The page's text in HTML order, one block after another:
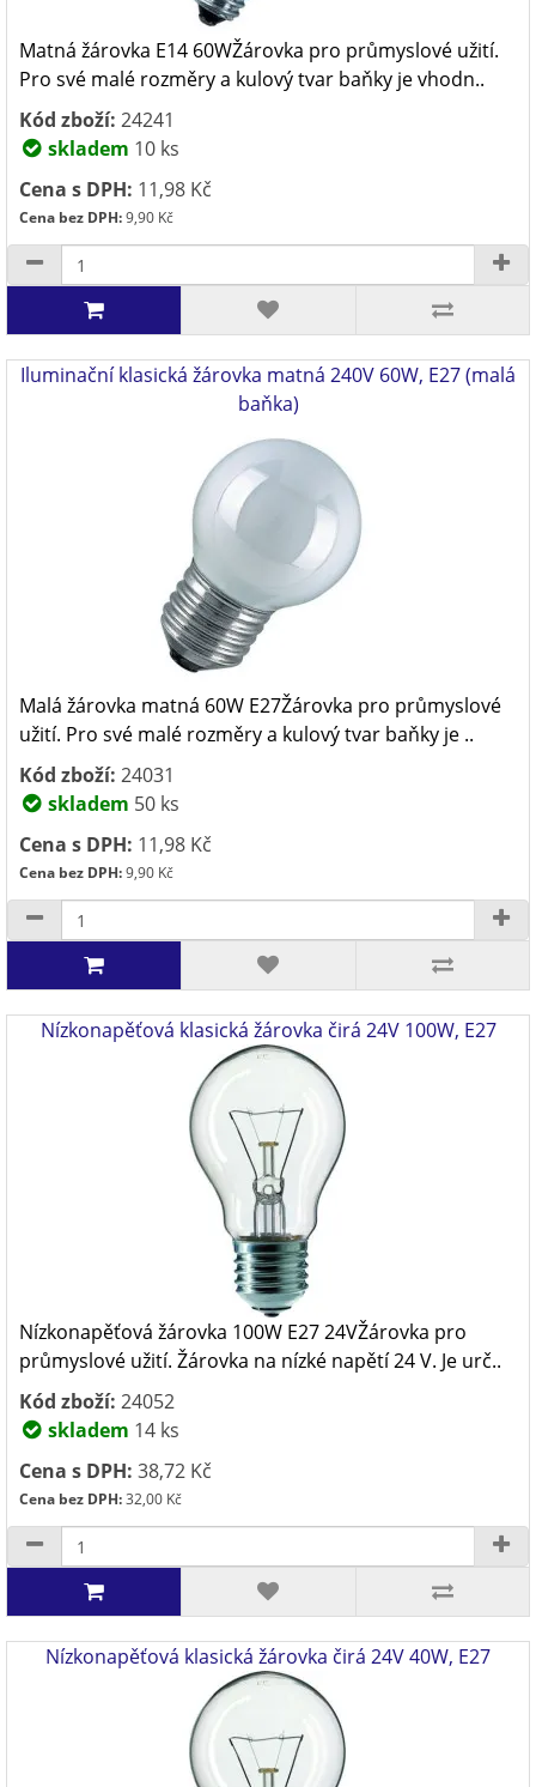
Matná žárovka E14 60WŽárovka pro průmyslové užití.
Pro své malé rozměry a kulový tvar baňky je vhodn..
Kód zboží: 24241
skladem 10 ks
Cena s DPH: 11,98 Kč
Cena bez DPH:9,90 Kč
Iluminační klasická žárovka matná 240V 60W, E27 (malá
baňka)
Malá žárovka matná 60W E27Žárovka pro průmyslové
užití. Pro své malé rozměry a kulový tvar baňky je ..
Kód zboží: 24031
skladem 50 ks
Cena s DPH: 11,98 Kč
Cena bez DPH:9,90 Kč
Nízkonapěťová klasická žárovka čirá 24V 100W, E27
Nízkonapěťová žárovka 100W E27 24VŽárovka pro
průmyslové užití. Žárovka na nízké napětí 24 V. Je urč..
Kód zboží: 24052
skladem 14 ks
Cena s DPH: 38,72 Kč
Cena bez DPH:32,00 Kč
Nízkonapěťová klasická žárovka čirá 24V 40W, E27